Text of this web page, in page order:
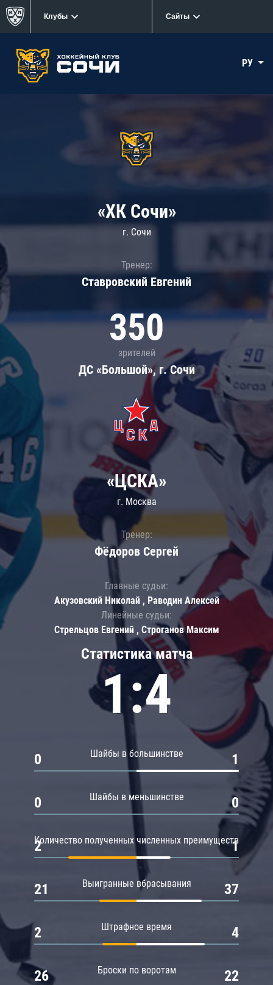
Клубы Сайты
РУ
«ХК Сочи»
г. Сочи
Тренер:
Ставровский Евгений
350
зрителей
ДС «Большой», г. Сочи
Статистика матча
1:4
Шайбы в большинстве
0 1
Шайбы в меньшинстве
0 0
Количество полученных численных преимуществ
2 1
Выигранные вбрасывания
21 37
Штрафное время
2 4
Броски по воротам
26 22
«ЦСКА»
г. Москва
Тренер:
Фёдоров Сергей
Главные судьи:
Акузовский Николай , Раводин Алексей
Линейные судьи:
Стрельцов Евгений , Строганов Максим